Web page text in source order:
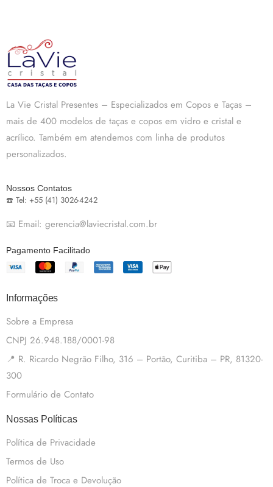
La Vie Cristal Presentes – Especializados em Copos e Taças –
mais de 400 modelos de taças e copos em vidro e cristal e
acrílico. Também em atendemos com linha de produtos
personalizados.
Nossos Contatos
☎️ Tel: +55 (41) 3026-4242
📧 Email: gerencia@laviecristal.com.br
Pagamento Facilitado
Informações
Sobre a Empresa
CNPJ 26.948.188/0001-98
📍 R. Ricardo Negrão Filho, 316 – Portão, Curitiba – PR, 81320-
300
Formulário de Contato
Nossas Políticas
Política de Privacidade
Termos de Uso
Política de Troca e Devolução